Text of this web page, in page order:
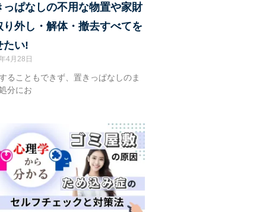
っぱなしの不用な物置や家財
り外し・解体・撤去すべてを
たい!
4月28日
ることもできず、置きっぱなしのま
分にお